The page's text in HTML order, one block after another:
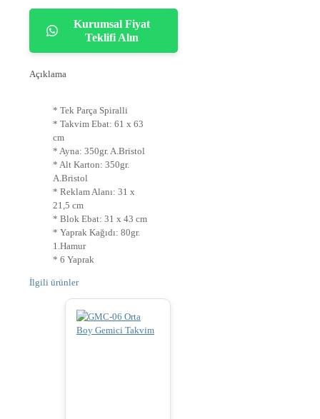
Kurumsal Fiyat
Teklifi Alın
Açıklama
* Tek Parça Spiralli
* Takvim Ebat: 61 x 63
cm
* Ayna: 350gr. A.Bristol
* Alt Karton: 350gr.
A.Bristol
* Reklam Alanı: 31 x
21,5 cm
* Blok Ebat: 31 x 43 cm
* Yaprak Kağıdı: 80gr.
1.Hamur
* 6 Yaprak
İlgili ürünler